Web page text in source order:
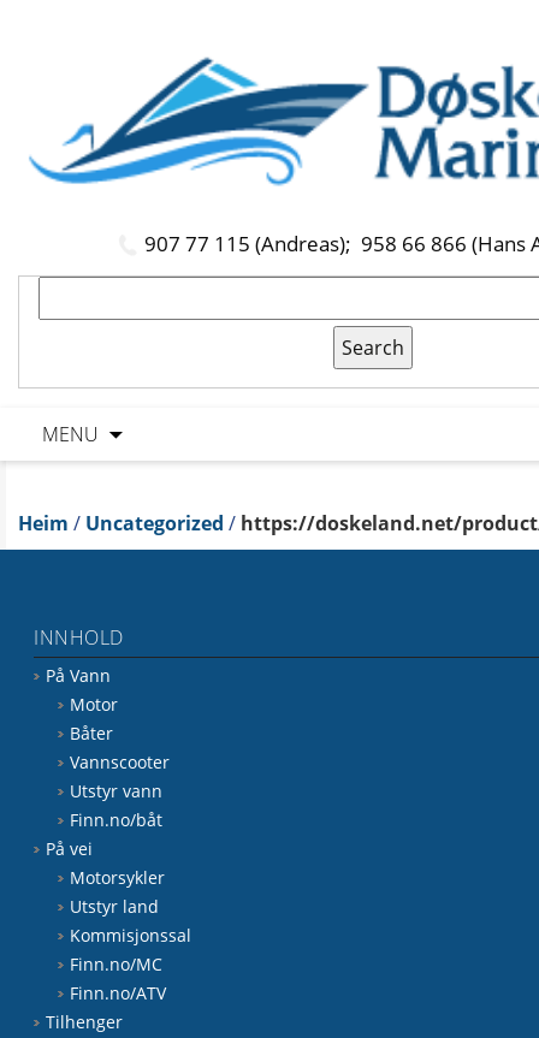
907 77 115 (Andreas); 958 66 866 (Hans
MENU
Heim / Uncategorized / https://doskeland.net/
INNHOLD
På Vann
Motor
Båter
Vannscooter
Utstyr vann
Finn.no/båt
På vei
Motorsykler
Utstyr land
Kommisjonssal
Finn.no/MC
Finn.no/ATV
Tilhenger